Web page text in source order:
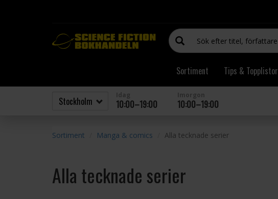
Sortiment Tips & Topplistor
10:00–19:00 10:00–19:00
Sortiment Manga & comics Alla tecknade serier
Alla tecknade serier